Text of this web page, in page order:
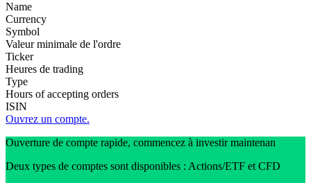
Name
Currency
Symbol
Valeur minimale de l'ordre
Ticker
Heures de trading
Type
Hours of accepting orders
ISIN
Ouvrez un compte.
Ouverture de compte rapide, commencez à investir maintenan
Deux types de comptes sont disponibles : Actions/ETF et CFD